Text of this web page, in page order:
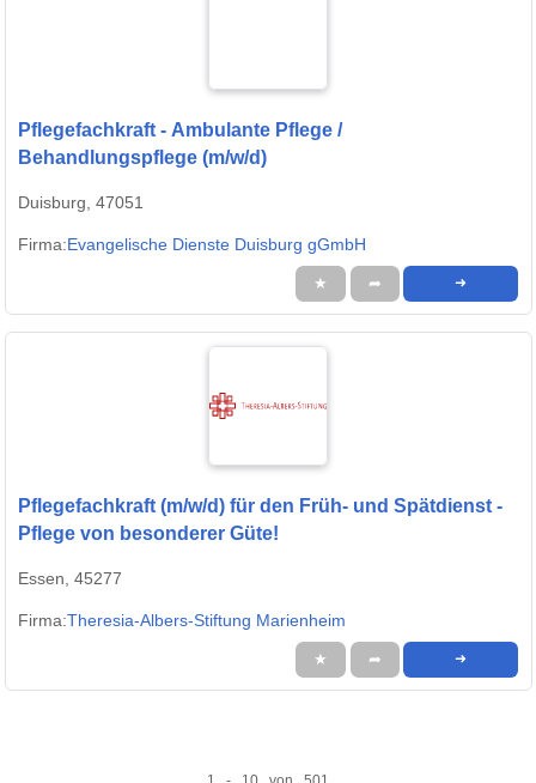
Pflegefachkraft - Ambulante Pflege /
Behandlungspflege (m/w/d)
Duisburg, 47051
Firma:Evangelische Dienste Duisburg gGmbH
★ ➦ ➜
Pflegefachkraft (m/w/d) für den Früh- und Spätdienst -
Pflege von besonderer Güte!
Essen, 45277
Firma:Theresia-Albers-Stiftung Marienheim
★ ➦ ➜